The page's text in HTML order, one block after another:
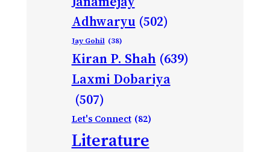
Adhwaryu (502)
Jay Gohil (38)
Kiran P. Shah (639)
Laxmi Dobariya
(507)
Let's Connect (82)
Literature